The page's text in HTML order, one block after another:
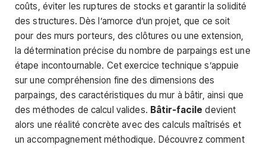
coûts, éviter les ruptures de stocks et garantir la solidité
des structures. Dès l’amorce d’un projet, que ce soit
pour des murs porteurs, des clôtures ou une extension,
la détermination précise du nombre de parpaings est une
étape incontournable. Cet exercice technique s’appuie
sur une compréhension fine des dimensions des
parpaings, des caractéristiques du mur à bâtir, ainsi que
des méthodes de calcul valides. Bâtir-facile devient
alors une réalité concrète avec des calculs maîtrisés et
un accompagnement méthodique. Découvrez comment